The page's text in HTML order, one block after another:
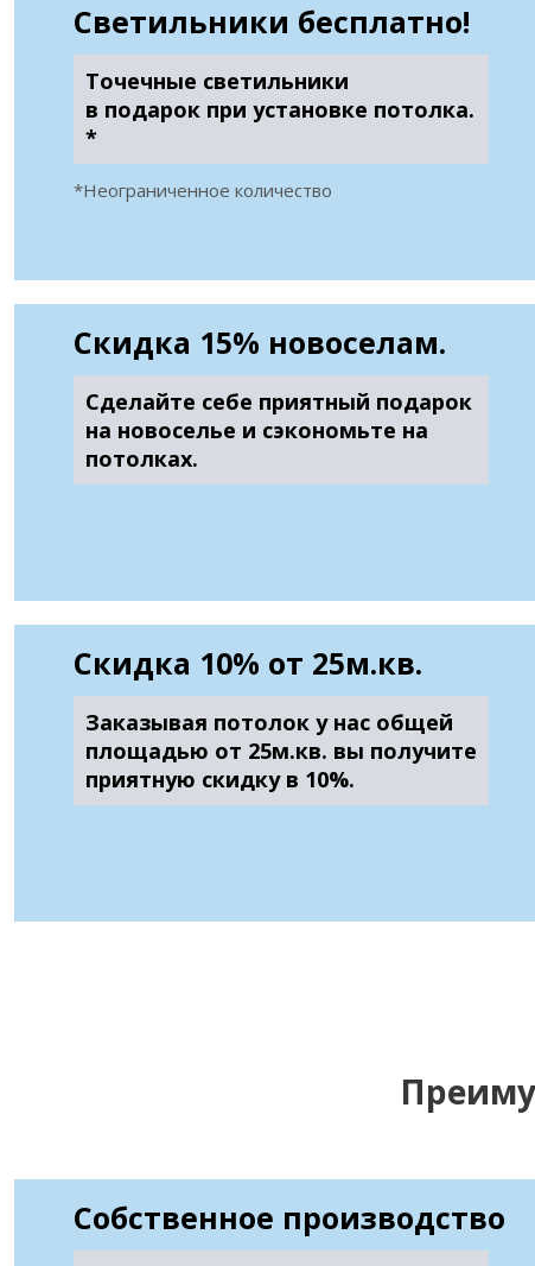
Светильники бесплатно!
Точечные светильники
в подарок при установке потолка.
*
*Неограниченное количество
Скидка 15% новоселам.
Сделайте себе приятный подарок
на новоселье и сэкономьте на
потолках.
Скидка 10% от 25м.кв.
Заказывая потолок у нас общей
площадью от 25м.кв. вы получите
приятную скидку в 10%.
Собственное производство